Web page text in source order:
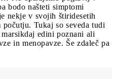
bodo našteti simptomi
nekje v svojih štiridesetih
Tukaj so seveda tudi
edini poznani ali
in menopavze. Še zdaleč pa